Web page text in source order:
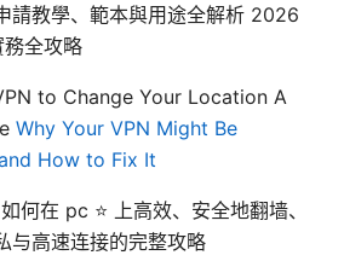
請教學、範本與用途全解析 2026
全攻略
to Change Your Location A
Why Your VPN Might Be
How to Fix It
何在 pc ⭐ 上高效、安全地翻墙、
与高速连接的完整攻略